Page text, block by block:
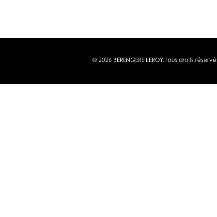
© 2026 BERENGERE LEROY. Tous droits